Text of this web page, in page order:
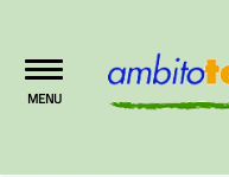
Toggle
navigation
MENU